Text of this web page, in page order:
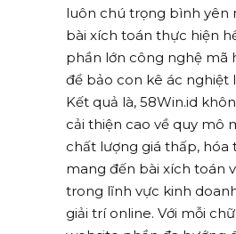
luôn chú trọng bình yên
bài xích toán thực hiện
phần lớn công nghệ mã
để bảo con kê ác nghiệt
Kết quả là, 58Win.id
cải thiện cao về quy mô
chất lượng giá thấp, hóa
mang đến bài xích toán
trong lĩnh vực kinh
giải trí online. Với mỗi